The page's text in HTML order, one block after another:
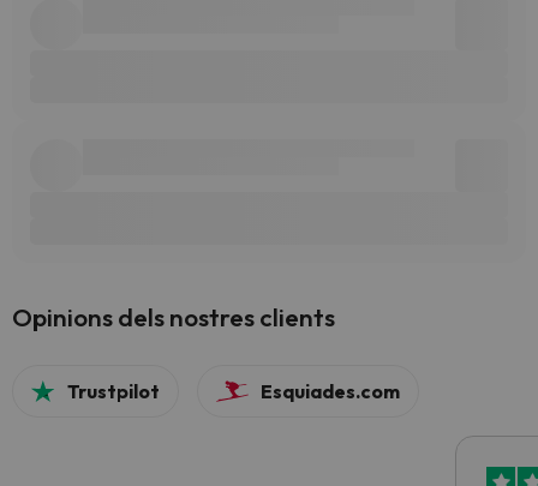
Opinions dels nostres clients
Trustpilot Esquiades.com